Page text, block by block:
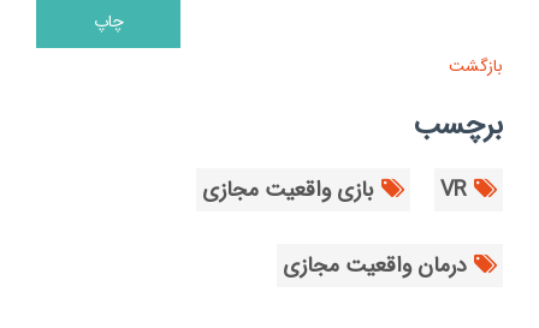
بازگشت
برچسب
VR بازی واقعیت مجازی
درمان واقعیت مجازی